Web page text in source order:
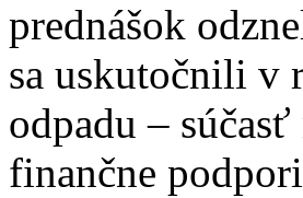
prednášok
sa uskutočnili v
odpadu –
finančne